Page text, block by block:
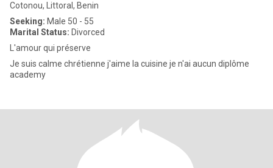
Cotonou, Littoral, Benin
Seeking: Male 50 - 55
Marital Status: Divorced
L'amour qui préserve
Je suis calme chrétienne j'aime la cuisine je n'ai aucun diplôme
academy